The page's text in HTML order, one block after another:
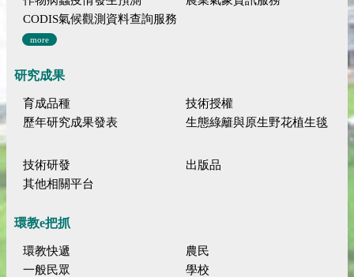
CODIS氣候觀測資料查詢服務
more
研究成果
育成品種
技術授權
歷年研究成果發表
生態綠籬與原生野花植生毯
技術研發
出版品
其他相關平台
環教e把抓
環教快遞
農民
一般民眾
學校